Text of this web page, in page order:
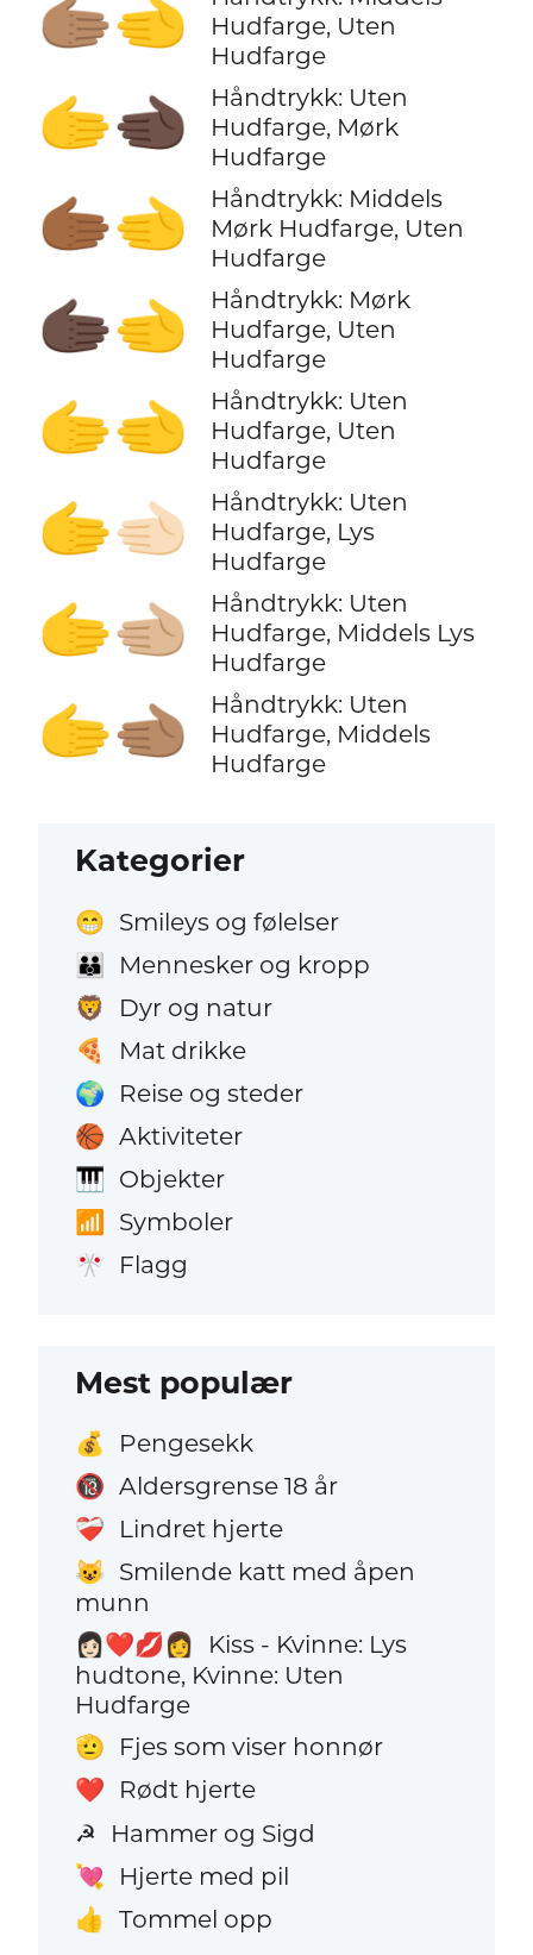
🫱🏽‍🫲
Hudfarge, Uten
Hudfarge
🫱‍🫲🏿
Håndtrykk: Uten
Hudfarge, Mørk
Hudfarge
🫱🏾‍🫲
Håndtrykk: Middels
Mørk Hudfarge, Uten
Hudfarge
🫱🏿‍🫲
Håndtrykk: Mørk
Hudfarge, Uten
Hudfarge
🫱‍🫲
Håndtrykk: Uten
Hudfarge, Uten
Hudfarge
🫱‍🫲🏻
Håndtrykk: Uten
Hudfarge, Lys
Hudfarge
🫱‍🫲🏼
Håndtrykk: Uten
Hudfarge, Middels Lys
Hudfarge
🫱‍🫲🏽
Håndtrykk: Uten
Hudfarge, Middels
Hudfarge
Kategorier
😁 Smileys og følelser
👪 Mennesker og kropp
🦁 Dyr og natur
🍕 Mat drikke
🌍 Reise og steder
🏀 Aktiviteter
🎹 Objekter
📶 Symboler
🎌 Flagg
Mest populær
💰 Pengesekk
🔞 Aldersgrense 18 år
❤️‍🩹 Lindret hjerte
😺 Smilende katt med åpen
munn
👩🏻‍❤️‍💋‍👩
Kiss - Kvinne: Lys
hudtone, Kvinne: Uten
Hudfarge
🫡 Fjes som viser honnør
❤️ Rødt hjerte
☭ Hammer og Sigd
💘 Hjerte med pil
👍 Tommel opp